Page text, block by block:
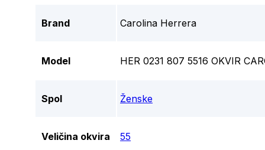
Brand Carolina Herrera
Model HER 0231 807 5516 OKVIR
Spol Ženske
Veličina okvira 55